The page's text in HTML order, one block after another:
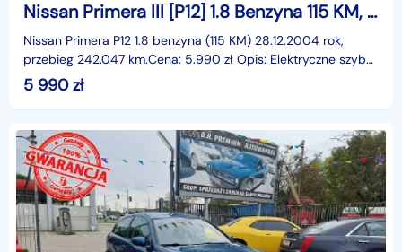
Nissan Primera III [P12] 1.8 Benzyna 115 KM, Klimatyzacja, Kamera Cofania, Dwa Klucze
Nissan Primera P12 1.8 benzyna (115 KM) 28.12.2004 rok,
przebieg 242.047 km.Cena: 5.990 zł Opis: Elektryczne szyby
przód, elektryczne lusterka, wspomaganie kier
5 990zł